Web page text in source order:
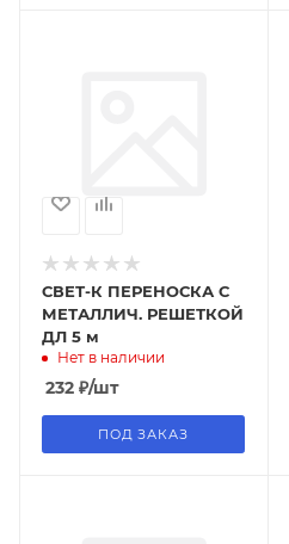
СВЕТ-К ПЕРЕНОСКА С
МЕТАЛЛИЧ. РЕШЕТКОЙ
ДЛ 5 м
Нет в наличии
232 ₽/шт
ПОД ЗАКАЗ